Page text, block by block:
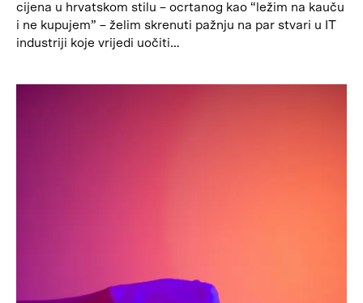
cijena u hrvatskom stilu – ocrtanog kao “ležim na kauču
i ne kupujem” – želim skrenuti pažnju na par stvari u IT
industriji koje vrijedi uočiti…